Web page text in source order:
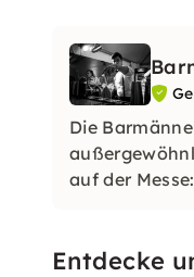
Die
auf der
Entdecke